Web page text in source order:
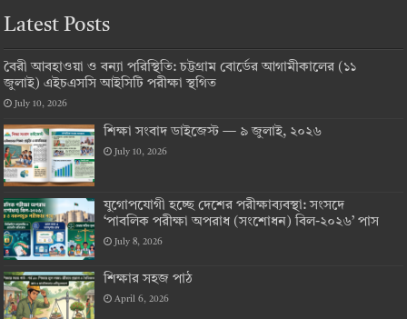
Latest Posts
বৈরী আবহাওয়া ও বন্যা পরিস্থিতি: চট্টগ্রাম বোর্ডের আগামীকালের (১১
জুলাই) এইচএসসি আইসিটি পরীক্ষা স্থগিত
July 10, 2026
শিক্ষা সংবাদ ডাইজেস্ট — ৯ জুলাই, ২০২৬
July 10, 2026
যুগোপযোগী হচ্ছে দেশের পরীক্ষাব্যবস্থা: সংসদে
‘পাবলিক পরীক্ষা অপরাধ (সংশোধন) বিল-২০২৬’ পাস
July 8, 2026
শিক্ষার সহজ পাঠ
April 6, 2026